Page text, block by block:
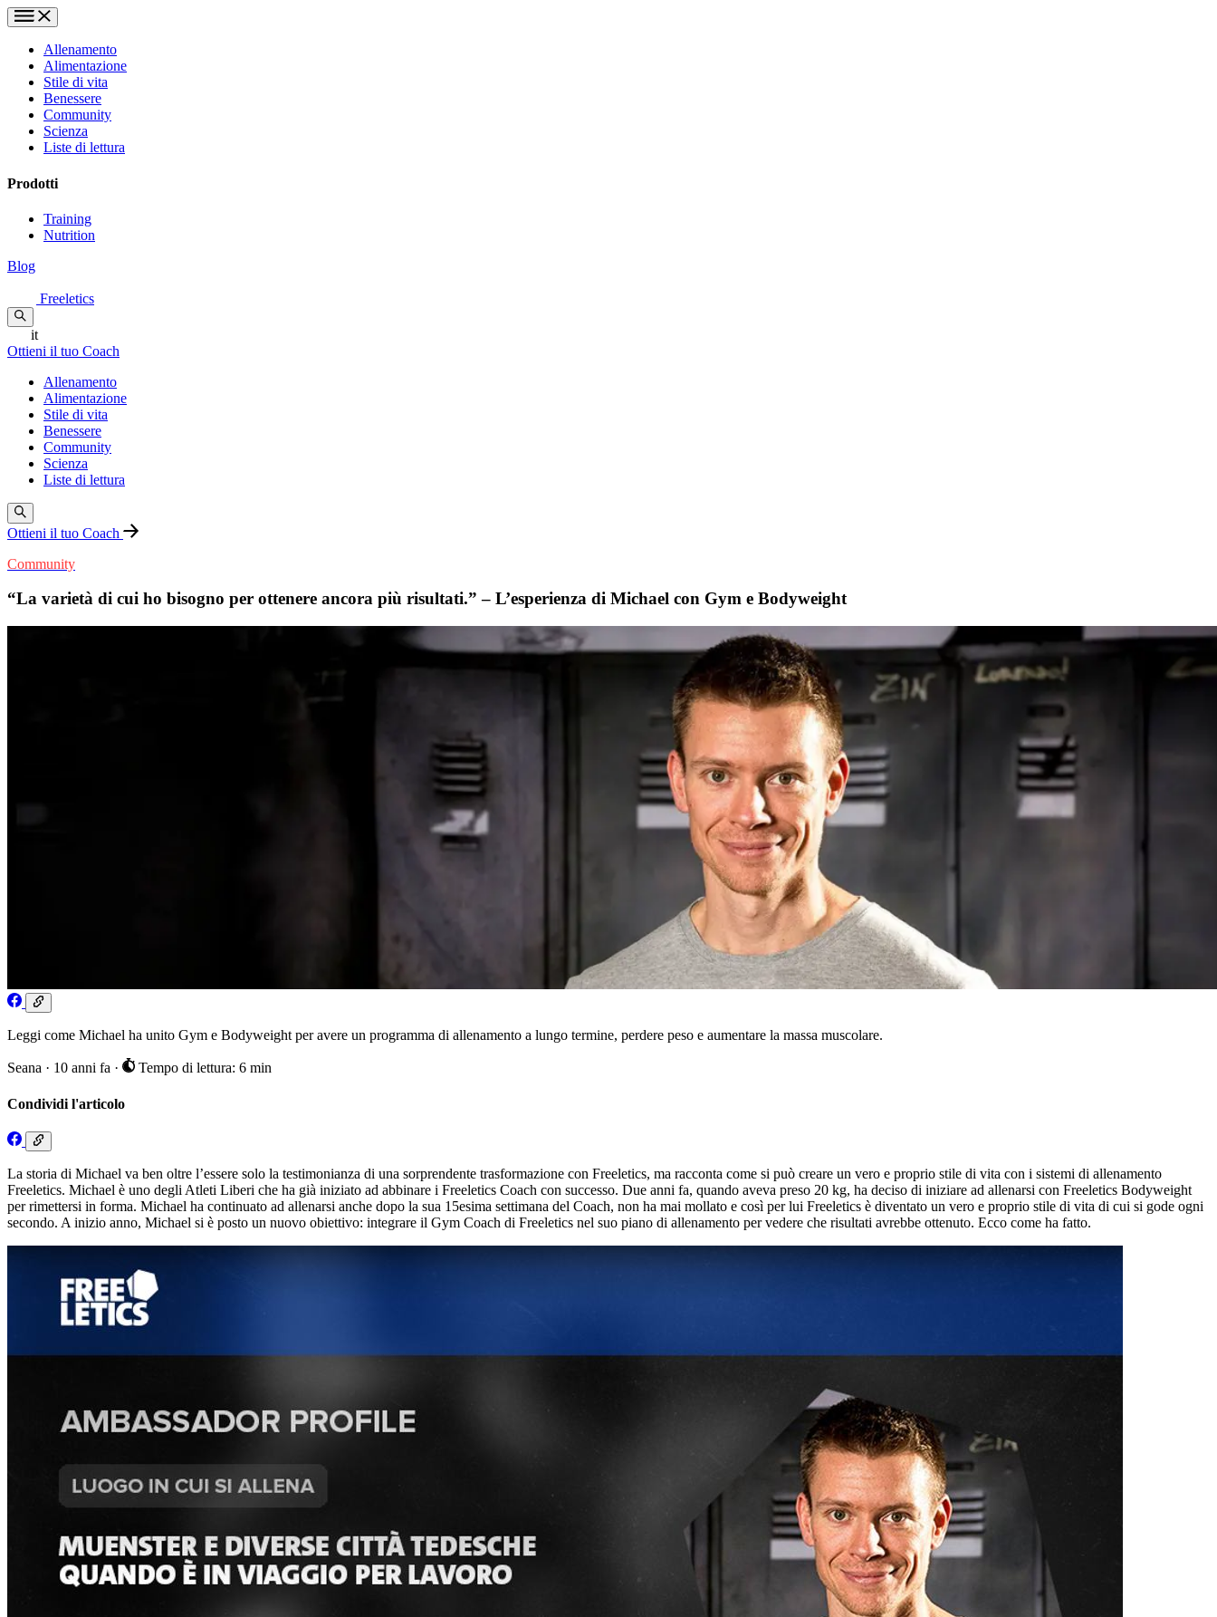
Allenamento
Alimentazione
Stile di vita
Benessere
Community
Scienza
Liste di lettura
Prodotti
Training
Nutrition
Blog
Freeletics
it
Ottieni il tuo Coach
Allenamento
Alimentazione
Stile di vita
Benessere
Community
Scienza
Liste di lettura
Ottieni il tuo Coach
Community
“La varietà di cui ho bisogno per ottenere ancora più risultati.” – L’esperienza di Michael con Gym e Bodyweight
Leggi come Michael ha unito Gym e Bodyweight per avere un programma di allenamento a lungo termine, perdere peso e aumentare la massa muscolare.
Seana · 10 anni fa · Tempo di lettura: 6 min
Condividi l'articolo
La storia di Michael va ben oltre l’essere solo la testimonianza di una sorprendente trasformazione con Freeletics, ma racconta come si può creare un vero e proprio stile di vita con i sistemi di allenamento
Freeletics. Michael è uno degli Atleti Liberi che ha già iniziato ad abbinare i Freeletics Coach con successo. Due anni fa, quando aveva preso 20 kg, ha deciso di iniziare ad allenarsi con Freeletics Bodyweight
per rimettersi in forma. Michael ha continuato ad allenarsi anche dopo la sua 15esima settimana del Coach, non ha mai mollato e così per lui Freeletics è diventato un vero e proprio stile di vita di cui si gode ogni
secondo. A inizio anno, Michael si è posto un nuovo obiettivo: integrare il Gym Coach di Freeletics nel suo piano di allenamento per vedere che risultati avrebbe ottenuto. Ecco come ha fatto.